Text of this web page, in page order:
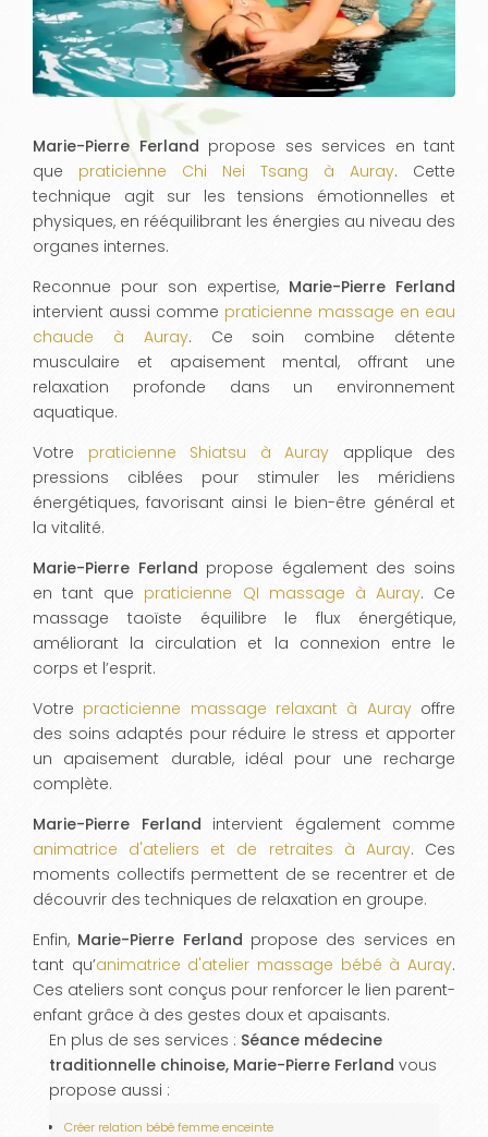
Marie-Pierre Ferland propose ses services en tant
que praticienne Chi Nei Tsang à Auray. Cette
technique agit sur les tensions émotionnelles et
physiques, en rééquilibrant les énergies au niveau des
organes internes.
Reconnue pour son expertise, Marie-Pierre Ferland
intervient aussi comme praticienne massage en eau
chaude à Auray. Ce soin combine détente
musculaire et apaisement mental, offrant une
relaxation profonde dans un environnement
aquatique.
Votre praticienne Shiatsu à Auray applique des
pressions ciblées pour stimuler les méridiens
énergétiques, favorisant ainsi le bien-être général et
la vitalité.
Marie-Pierre Ferland propose également des soins
en tant que praticienne QI massage à Auray. Ce
massage taoïste équilibre le flux énergétique,
améliorant la circulation et la connexion entre le
corps et l’esprit.
Votre practicienne massage relaxant à Aurayoffre
des soins adaptés pour réduire le stress et apporter
un apaisement durable, idéal pour une recharge
complète.
Marie-Pierre Ferland intervient également comme
animatrice d'ateliers et de retraites à Auray. Ces
moments collectifs permettent de se recentrer et de
découvrir des techniques de relaxation en groupe.
Enfin, Marie-Pierre Ferland propose des services en
tant qu’animatrice d'atelier massage bébé à Auray.
Ces ateliers sont conçus pour renforcer le lien parent-
enfant grâce à des gestes doux et apaisants.
En plus de ses services : Séance médecine
traditionnelle chinoise, Marie-Pierre Ferland vous
propose aussi :
Créer relation bébé femme enceinte